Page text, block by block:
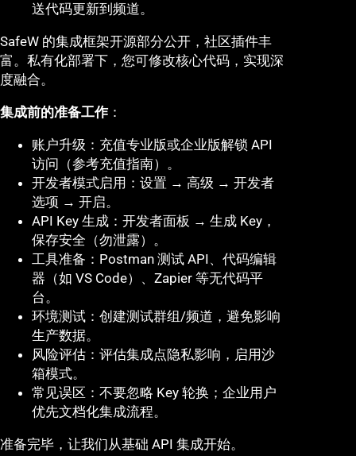
送代码更新到频道。
SafeW 的集成框架开源部分公开，社区插件丰
富。私有化部署下，您可修改核心代码，实现深
度融合。
集成前的准备工作：
账户升级：充值专业版或企业版解锁 API
访问（参考充值指南）。
开发者模式启用：设置 → 高级 → 开发者
选项 → 开启。
API Key 生成：开发者面板 → 生成 Key，
保存安全（勿泄露）。
工具准备：Postman 测试 API、代码编辑
器（如 VS Code）、Zapier 等无代码平
台。
环境测试：创建测试群组/频道，避免影响
生产数据。
风险评估：评估集成点隐私影响，启用沙
箱模式。
常见误区：不要忽略 Key 轮换；企业用户
优先文档化集成流程。
准备完毕，让我们从基础 API 集成开始。